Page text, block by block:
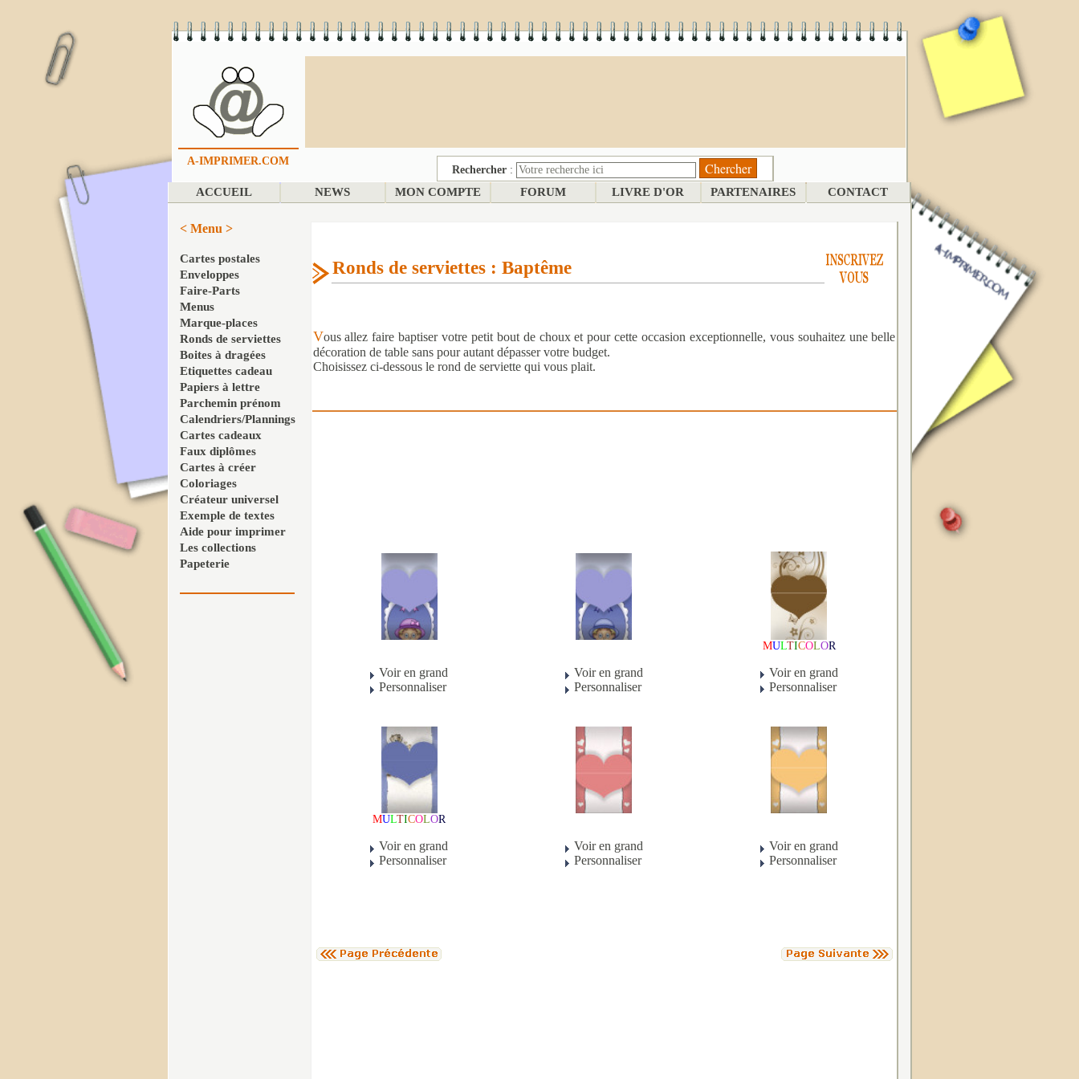
A-IMPRIMER.COM
Rechercher :
ACCUEIL NEWS MON COMPTE FORUM LIVRE D'OR PARTENAIRES CONTACT
< Menu >
Cartes postales
Enveloppes
Faire-Parts
Menus
Marque-places
Ronds de serviettes
Boites à dragées
Etiquettes cadeau
Papiers à lettre
Parchemin prénom
Calendriers/Plannings
Cartes cadeaux
Faux diplômes
Cartes à créer
Coloriages
Créateur universel
Exemple de textes
Aide pour imprimer
Les collections
Papeterie
Ronds de serviettes : Baptême
Vous allez faire baptiser votre petit bout de choux et pour cette occasion exceptionnelle, vous souhaitez une belle
décoration de table sans pour autant dépasser votre budget.
Choisissez ci-dessous le rond de serviette qui vous plait.
Voir en grand
Personnaliser
Voir en grand
Personnaliser
MULTICOLOR
Voir en grand
Personnaliser
MULTICOLOR
Voir en grand
Personnaliser
Voir en grand
Personnaliser
Voir en grand
Personnaliser